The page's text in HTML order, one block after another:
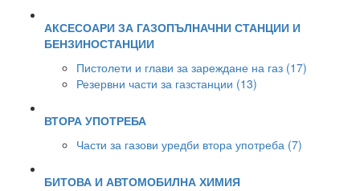
АКСЕСОАРИ ЗА ГАЗОПЪЛНАЧНИ СТАНЦИИ И
БЕНЗИНОСТАНЦИИ
Пистолети и глави за зареждане на газ (17)
Резервни части за газстанции (13)
ВТОРА УПОТРЕБА
Части за газови уредби втора употреба (7)
БИТОВА И АВТОМОБИЛНА ХИМИЯ